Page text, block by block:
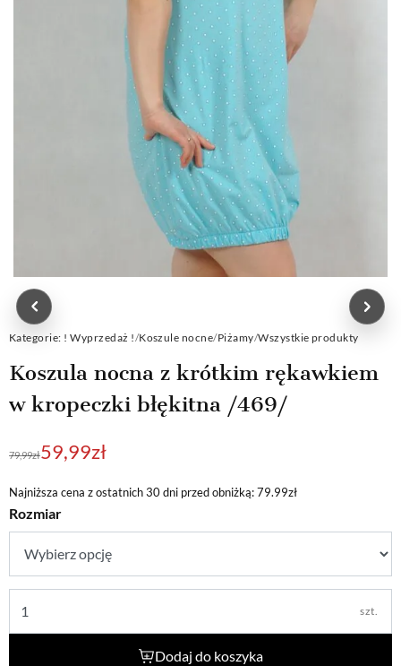
Kategorie: ! Wyprzedaż !/Koszule nocne/Piżamy/Wszystkie produkty
Koszula nocna z krótkim rękawkiem
w kropeczki błękitna /469/
79,99zł
Pierwotna
wynosiła:
79,99zł.
59,99zł
Aktualna
wynosi:
59,99zł.
Najniższa cena z ostatnich 30 dni przed obniżką: 79.99zł
Rozmiar
szt.
Dodaj do koszyka